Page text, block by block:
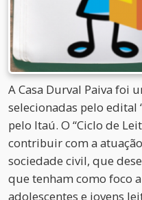
A Casa Durval Paiva foi
selecionadas pelo edital
pelo Itaú. O “Ciclo de
contribuir com a
sociedade civil, que
que tenham como foco
adolescentes e jovens